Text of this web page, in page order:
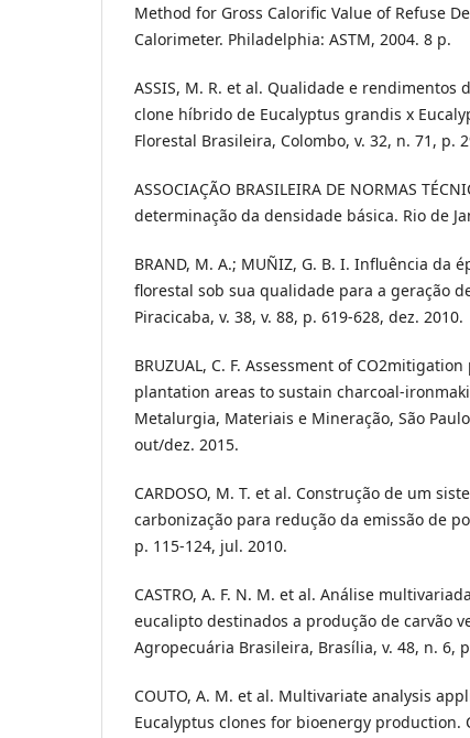
Method for Gross Calorific Value of Refuse
Calorimeter. Philadelphia: ASTM, 2004. 8 p.
ASSIS, M. R. et al. Qualidade e rendimentos
clone híbrido de Eucalyptus grandis x
Florestal Brasileira, Colombo, v. 32, n. 71, p.
ASSOCIAÇÃO BRASILEIRA DE NORMAS
determinação da densidade básica. Rio de
BRAND, M. A.; MUÑIZ, G. B. I. Influência da
florestal sob sua qualidade para a geração
Piracicaba, v. 38, v. 88, p. 619-628, dez. 2010.
BRUZUAL, C. F. Assessment of
plantation areas to sustain charcoal-
Metalurgia, Materiais e Mineração, São
out/dez. 2015.
CARDOSO, M. T. et al. Construção de um
carbonização para redução da emissão de
p. 115-124, jul. 2010.
CASTRO, A. F. N. M. et al. Análise
eucalipto destinados a produção de carvão
Agropecuária Brasileira, Brasília, v. 48, n. 6,
COUTO, A. M. et al. Multivariate analysis
Eucalyptus clones for bioenergy production.